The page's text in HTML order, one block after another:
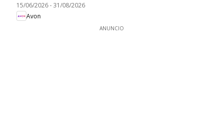
15/06/2026-31/08/2026
Avon
ANUNCIO